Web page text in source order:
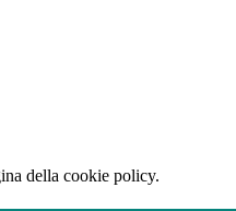
della cookie policy.